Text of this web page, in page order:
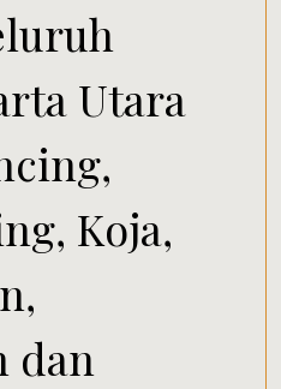
Utara
Koja,
dan